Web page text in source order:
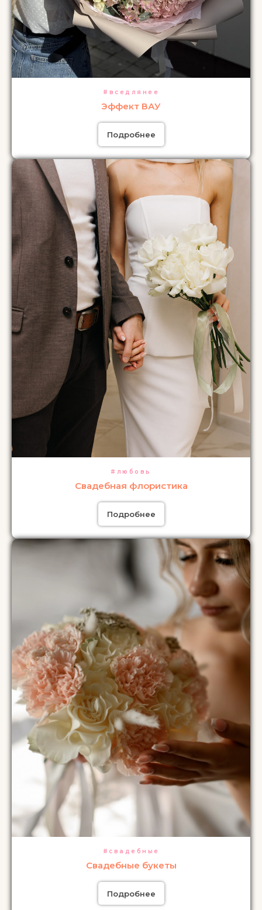
#вседлянее
Эффект ВАУ
Подробнее
#любовь
Свадебная флористика
Подробнее
#свадебные
Свадебные букеты
Подробнее